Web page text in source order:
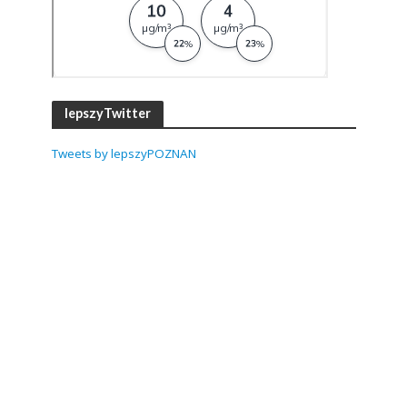
lepszyTwitter
Tweets by lepszyPOZNAN